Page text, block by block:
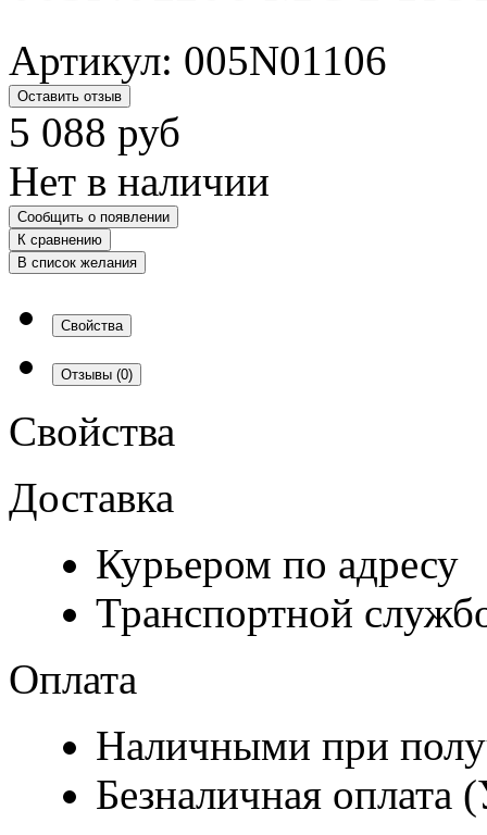
Артикул: 005N01106
Оставить отзыв
5 088 руб
Нет в наличии
Сообщить о появлении
К сравнению
В список желания
Свойства
Отзывы (0)
Свойства
Доставка
Курьером по адресу
Транспортной
Оплата
Наличными при
Безналичная